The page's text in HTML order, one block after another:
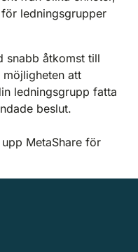
ledningsgrupper
snabb åtkomst till
att
ledningsgrupp fatta
beslut.
MetaShare för